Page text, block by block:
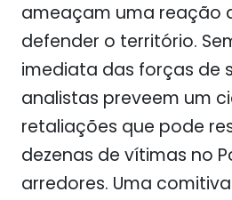
ameaçam uma reação
defender o território.
imediata das forças de
analistas preveem um
retaliações que pode
dezenas de vítimas no
arredores. Uma